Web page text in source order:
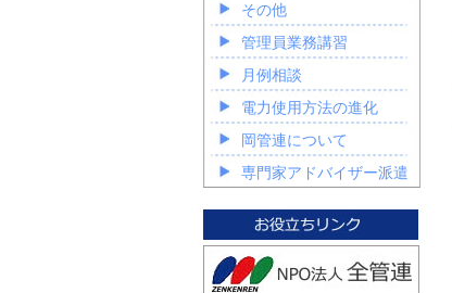
その他
管理員業務講習
月例相談
電力使用方法の進化
岡管連について
専門家アドバイザー派遣